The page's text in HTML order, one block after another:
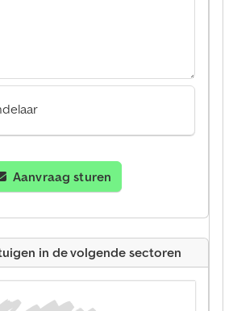
Aanvraag sturen
in de volgende sectoren